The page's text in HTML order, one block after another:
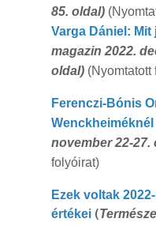
85. oldal)
Varga Dániel:
magazin 2022.
oldal) (Nyomtatott
Ferenczi-Bónis
Wenckheiméknél
november 22-27.
folyóirat)
Ezek voltak
értékei (